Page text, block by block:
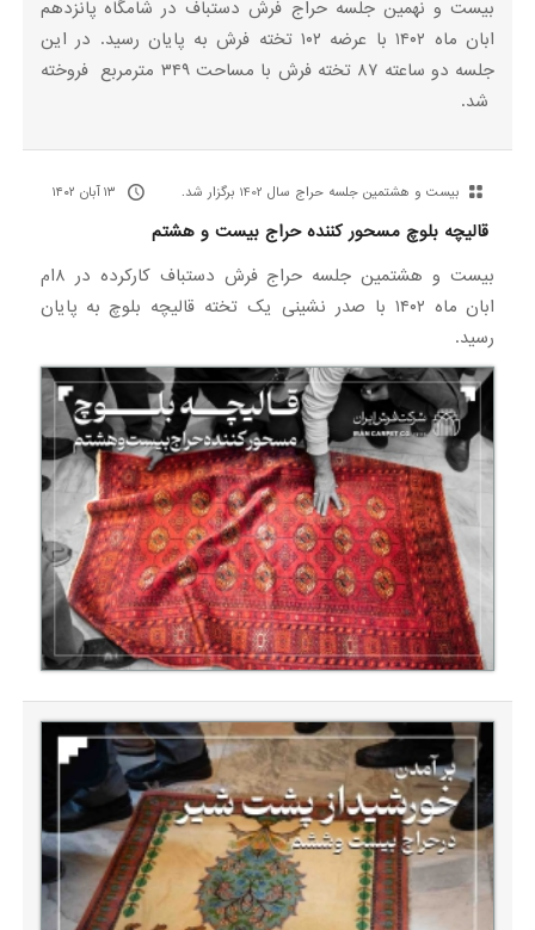
بیست و نهمین جلسه حراج فرش دستباف در شامگاه پانزدهم
ابان ماه ۱۴۰۲ با عرضه ۱۰۲ تخته فرش به پایان رسید. در این
جلسه دو ساعته ۸۷ تخته فرش با مساحت ۳۴۹ مترمربع فروخته
شد.
بیست‌ و هشتمین جلسه حراج سال 1402 برگزار شد. ۱۳ آبان ۱۴۰۲
قالیچه بلوچ مسحور کننده حراج بیست و هشتم
بیست و هشتمین جلسه حراج فرش دستباف کارکرده در ۸ام
ابان ماه ۱۴۰۲ با صدر نشینی یک تخته قالیچه بلوچ به پایان
رسید.